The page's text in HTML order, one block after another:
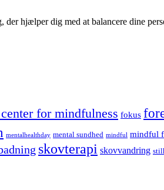
hjælper dig med at balancere dine
for mindfulness fokus
mentalhealthday mental sundhed mindful mindful
skovterapi skovvandring